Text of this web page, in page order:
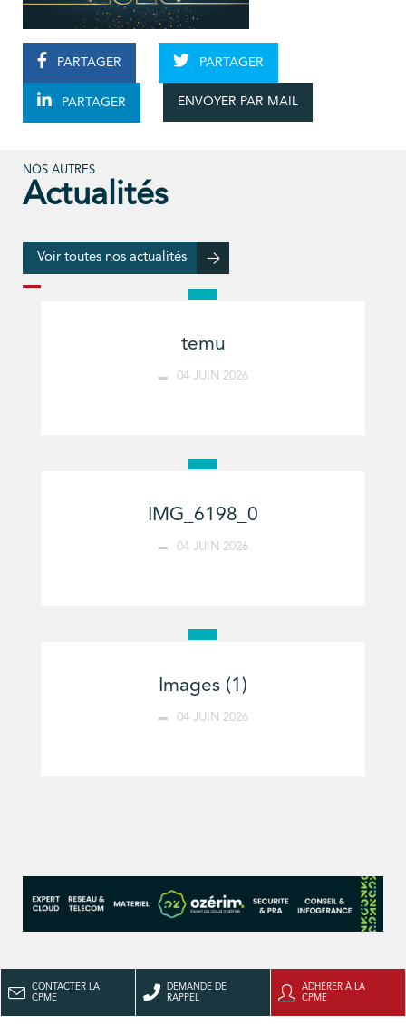
PARTAGER PARTAGER
PARTAGER ENVOYER PAR MAIL
NOS AUTRES
Actualités
Voir toutes nos actualités
temu
04 JUIN 2026
IMG_6198_0
04 JUIN 2026
Images (1)
04 JUIN 2026
CONTACTER LA
CPME
DEMANDE DE
RAPPEL
ADHÉRER À LA
CPME